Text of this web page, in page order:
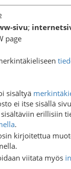
sivu;
page
sisältyä
ei itse sisällä
erillisiin
.
kirjoitettua
viitata myös